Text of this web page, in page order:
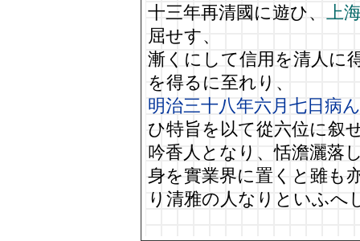
十三年再清國に遊ひ、 上
屈せす、
漸くにして信用を清人に
を得るに至れり、
明治三十八年六月七日病
ひ特旨を以て從六位に叙
吟香人となり、恬澹灑落
身を實業界に置くと雖も
り清雅の人なりといふへ